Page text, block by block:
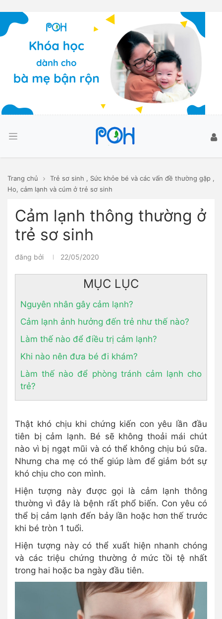
Trang chủ Trẻ sơ sinh , Sức khỏe bé và các vấn đề thường gặp ,
Ho, cảm lạnh và cúm ở trẻ sơ sinh
Cảm lạnh thông thường ở
trẻ sơ sinh
đăng bởi 22/05/2020
MỤC LỤC
Nguyên nhân gây cảm lạnh?
Cảm lạnh ảnh hưởng đến trẻ như thế nào?
Làm thế nào để điều trị cảm lạnh?
Khi nào nên đưa bé đi khám?
Làm thế nào để phòng tránh cảm lạnh cho
trẻ?
Thật khó chịu khi chứng kiến ​​con yêu lần đầu
tiên bị cảm lạnh. Bé sẽ không thoải mái chút
nào vì bị ngạt mũi và có thể không chịu bú sữa.
Nhưng cha mẹ có thể giúp làm để giảm bớt sự
khó chịu cho con mình.
Hiện tượng này được gọi là cảm lạnh thông
thường vì đây là bệnh rất phổ biến. Con yêu có
thể bị cảm lạnh đến bảy lần hoặc hơn thế trước
khi bé tròn 1 tuổi.
Hiện tượng này có thể xuất hiện nhanh chóng
và các triệu chứng thường ở mức tồi tệ nhất
trong hai hoặc ba ngày đầu tiên.